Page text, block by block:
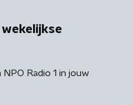
Radio 1 in jouw